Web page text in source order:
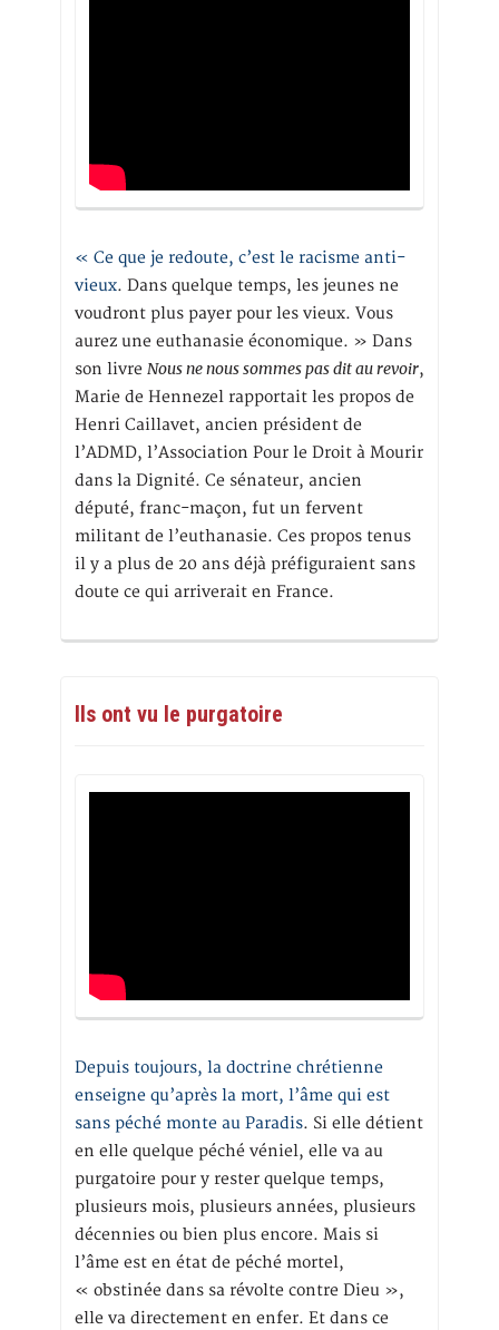
« Ce que je redoute, c’est le racisme anti-
vieux. Dans quelque temps, les jeunes ne
voudront plus payer pour les vieux. Vous
aurez une euthanasie économique. » Dans
son livre Nous ne nous sommes pas dit au revoir,
Marie de Hennezel rapportait les propos de
Henri Caillavet, ancien président de
l’ADMD, l’Association Pour le Droit à Mourir
dans la Dignité. Ce sénateur, ancien
député, franc-maçon, fut un fervent
militant de l’euthanasie. Ces propos tenus
il y a plus de 20 ans déjà préfiguraient sans
doute ce qui arriverait en France.
Ils ont vu le purgatoire
Depuis toujours, la doctrine chrétienne
enseigne qu’après la mort, l’âme qui est
sans péché monte au Paradis. Si elle détient
en elle quelque péché véniel, elle va au
purgatoire pour y rester quelque temps,
plusieurs mois, plusieurs années, plusieurs
décennies ou bien plus encore. Mais si
l’âme est en état de péché mortel,
« obstinée dans sa révolte contre Dieu »,
elle va directement en enfer. Et dans ce